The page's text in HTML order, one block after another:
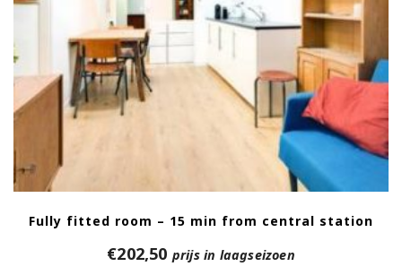
Fully fitted room – 15 min from central station
€202,50 prijs in laagseizoen